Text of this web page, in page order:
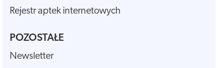
Rejestr aptek internetowych
POZOSTAŁE
Newsletter